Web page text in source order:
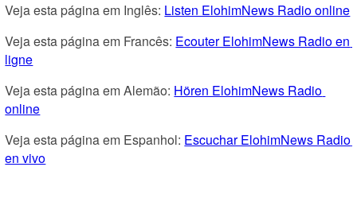
Veja esta página em Inglês: Listen ElohimNews Radio online
Veja esta página em Francês: Ecouter ElohimNews Radio en
ligne
Veja esta página em Alemão: Hören ElohimNews Radio
online
Veja esta página em Espanhol: Escuchar ElohimNews Radio
en vivo